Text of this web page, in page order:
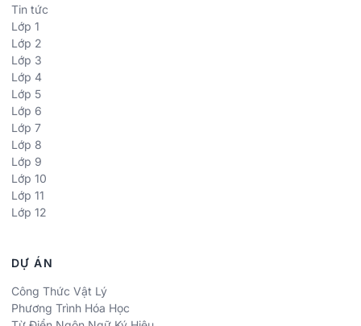
Tin tức
Lớp 1
Lớp 2
Lớp 3
Lớp 4
Lớp 5
Lớp 6
Lớp 7
Lớp 8
Lớp 9
Lớp 10
Lớp 11
Lớp 12
DỰ ÁN
Công Thức Vật Lý
Phương Trình Hóa Học